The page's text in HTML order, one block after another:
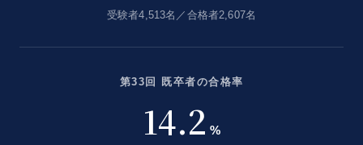
受験者4,513名／合格者2,607名
第33回 既卒者の合格率
14.2 %